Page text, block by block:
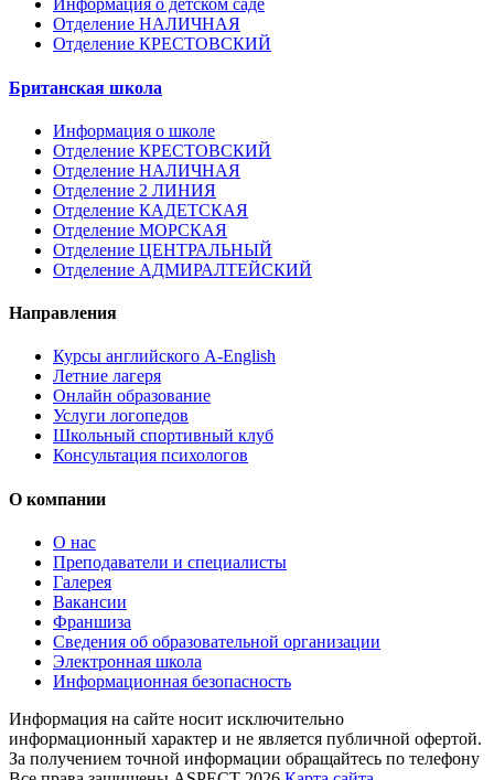
Информация о детском саде
Отделение НАЛИЧНАЯ
Отделение КРЕСТОВСКИЙ
Британская школа
Информация о школе
Отделение КРЕСТОВСКИЙ
Отделение НАЛИЧНАЯ
Отделение 2 ЛИНИЯ
Отделение КАДЕТСКАЯ
Отделение МОРСКАЯ
Отделение ЦЕНТРАЛЬНЫЙ
Отделение АДМИРАЛТЕЙСКИЙ
Направления
Курсы английского A-English
Летние лагеря
Онлайн образование
Услуги логопедов
Школьный спортивный клуб
Консультация психологов
О компании
О нас
Преподаватели и специалисты
Галерея
Вакансии
Франшиза
Сведения об образовательной организации
Электронная школа
Информационная безопасность
Информация на сайте носит исключительно
информационный характер и не является публичной офертой.
За получением точной информации обращайтесь по телефону